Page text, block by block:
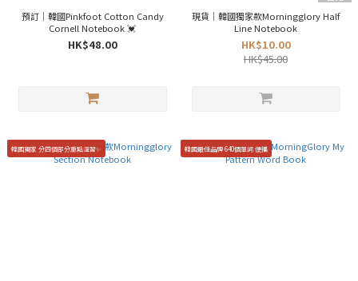
預訂｜韓國Pinkfoot Cotton Candy
Cornell Notebook 💓
HK$48.00
現貨｜韓國獨家款Morningglory Half
Line Notebook
HK$10.00
HK$45.00
韓國獨家 分四個部分重點溫習✨ 韓國最佳品牌 640個單詞 便攜